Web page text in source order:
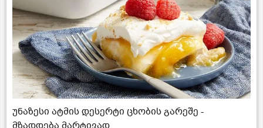
უნაზესი ატმის დესერტი ცხობის გარეშე -
მზადდება მარტივად